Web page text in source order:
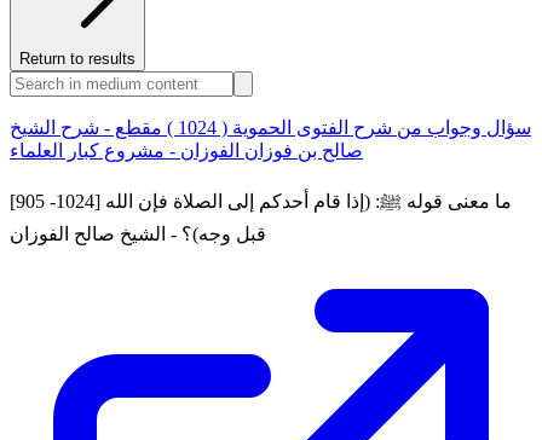
Return to results
سؤال وجواب من شرح الفتوى الحموية ( 1024 ) مقطع - شرح الشيخ
صالح بن فوزان الفوزان - مشروع كبار العلماء
[905 -1024] ما معنى قوله ﷺ: (إذا قام أحدكم إلى الصلاة فإن الله
قبل وجه)؟ - الشيخ صالح الفوزان